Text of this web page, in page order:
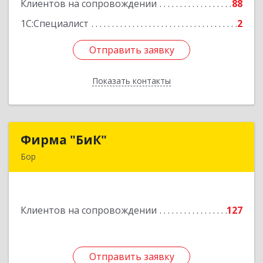
Клиентов на сопровождении
88
1С:Специалист
2
Отправить заявку
Показать контакты
Подробнее
Отправить заявку
Назад
Фирма "БиК"
Бор
Клиентов на сопровождении 127
Отправить заявку
Подробнее
Отправить заявку